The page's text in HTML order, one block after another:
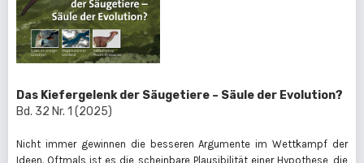
Das Kiefergelenk der Säugetiere – Säule der Evolution?
Bd. 32 Nr. 1 (2025)
Nicht immer gewinnen die besseren Argumente im Wettkampf der
Ideen. Oftmals ist es die scheinbare Plausibilität einer Hypothese, die